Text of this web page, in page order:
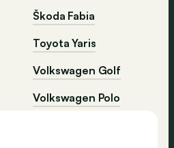
Škoda Fabia
Toyota Yaris
Volkswagen Golf
Volkswagen Polo